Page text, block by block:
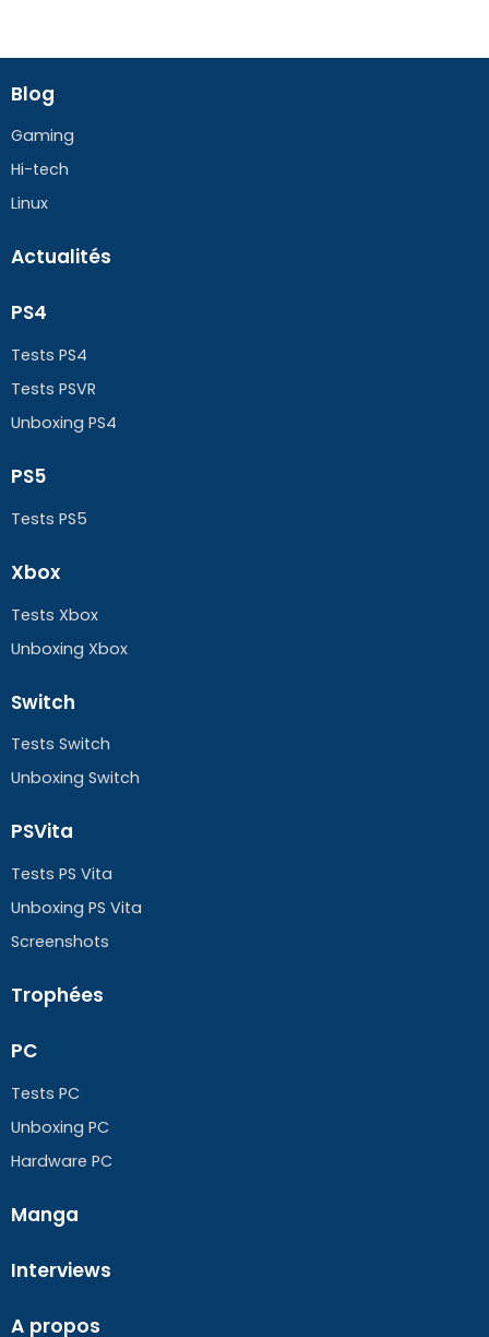
Blog
Gaming
Hi-tech
Linux
Actualités
PS4
Tests PS4
Tests PSVR
Unboxing PS4
PS5
Tests PS5
Xbox
Tests Xbox
Unboxing Xbox
Switch
Tests Switch
Unboxing Switch
PSVita
Tests PS Vita
Unboxing PS Vita
Screenshots
Trophées
PC
Tests PC
Unboxing PC
Hardware PC
Manga
Interviews
A propos